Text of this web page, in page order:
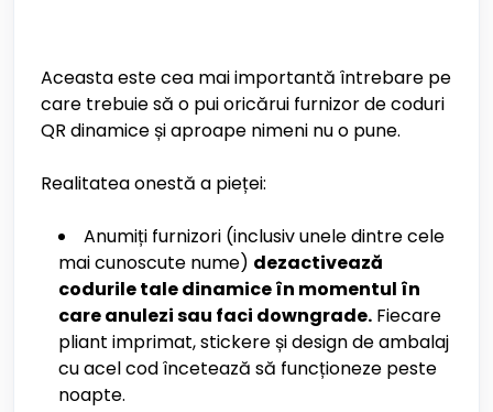
Aceasta este cea mai importantă întrebare pe
care trebuie să o pui oricărui furnizor de coduri
QR dinamice și aproape nimeni nu o pune.
Realitatea onestă a pieței:
Anumiți furnizori (inclusiv unele dintre cele
mai cunoscute nume) dezactivează
codurile tale dinamice în momentul în
care anulezi sau faci downgrade. Fiecare
pliant imprimat, stickere și design de ambalaj
cu acel cod încetează să funcționeze peste
noapte.